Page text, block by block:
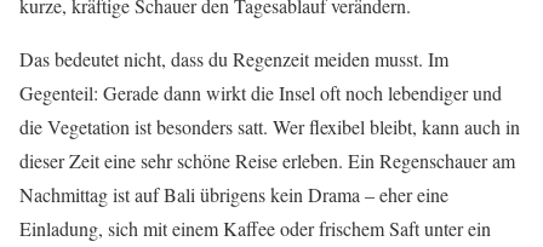
kurze, kräftige Schauer den Tagesablauf verändern.
Das bedeutet nicht, dass du Regenzeit meiden musst. Im
Gegenteil: Gerade dann wirkt die Insel oft noch lebendiger und
die Vegetation ist besonders satt. Wer flexibel bleibt, kann auch in
dieser Zeit eine sehr schöne Reise erleben. Ein Regenschauer am
Nachmittag ist auf Bali übrigens kein Drama – eher eine
Einladung, sich mit einem Kaffee oder frischem Saft unter ein